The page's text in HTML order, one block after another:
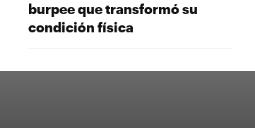
burpee que transformó su
condición física